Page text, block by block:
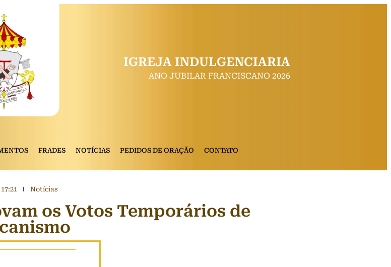
IGREJA INDULGENCIARIA
ANO JUBILAR FRANCISCANO 2026
FRADES NOTÍCIAS PEDIDOS DE ORAÇÃO CONTATO
17:21 Notícias
os Votos Temporários de